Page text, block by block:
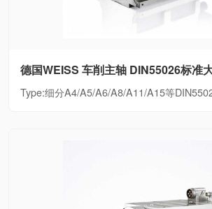
Type:细分A4/A5/A6/A8/A11/A15等